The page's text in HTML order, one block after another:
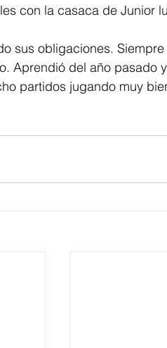
con la casaca de Junior
sus obligaciones.
Aprendió del año pasado
partidos jugando muy